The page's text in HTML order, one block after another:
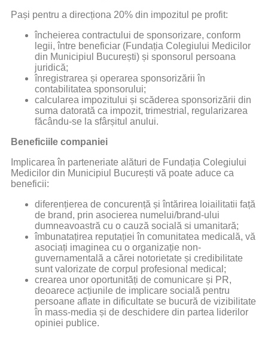
Pași pentru a direcționa 20% din impozitul pe profit:
încheierea contractului de sponsorizare, conform
legii, între beneficiar (Fundația Colegiului Medicilor
din Municipiul București) și sponsorul persoana
juridică;
înregistrarea și operarea sponsorizării în
contabilitatea sponsorului;
calcularea impozitului și scăderea sponsorizării din
suma datorată ca impozit, trimestrial, regularizarea
făcându-se la sfârșitul anului.
Beneficiile companiei
Implicarea în parteneriate alături de Fundația Colegiului
Medicilor din Municipiul București vă poate aduce ca
beneficii:
diferențierea de concurență și întărirea loiailitatii față
de brand, prin asocierea numelui/brand-ului
dumneavoastră cu o cauză socială si umanitară;
îmbunatațirea reputației în comunitatea medicală, vă
asociați imaginea cu o organizație non-
guvernamentală a cărei notorietate și credibilitate
sunt valorizate de corpul profesional medical;
crearea unor oportunități de comunicare și PR,
deoarece acțiunile de implicare socială pentru
persoane aflate in dificultate se bucură de vizibilitate
în mass-media și de deschidere din partea liderilor
opiniei publice.